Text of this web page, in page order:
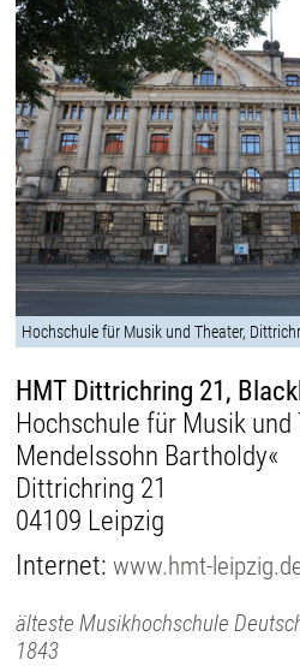
Hochschule für Musik und Theater,
HMT Dittrichring 21,
Hochschule für Musik und
Mendelssohn Bartholdy«
Dittrichring 21
04109 Leipzig
Internet:www.hmt-
älteste Musikhochschule
1843